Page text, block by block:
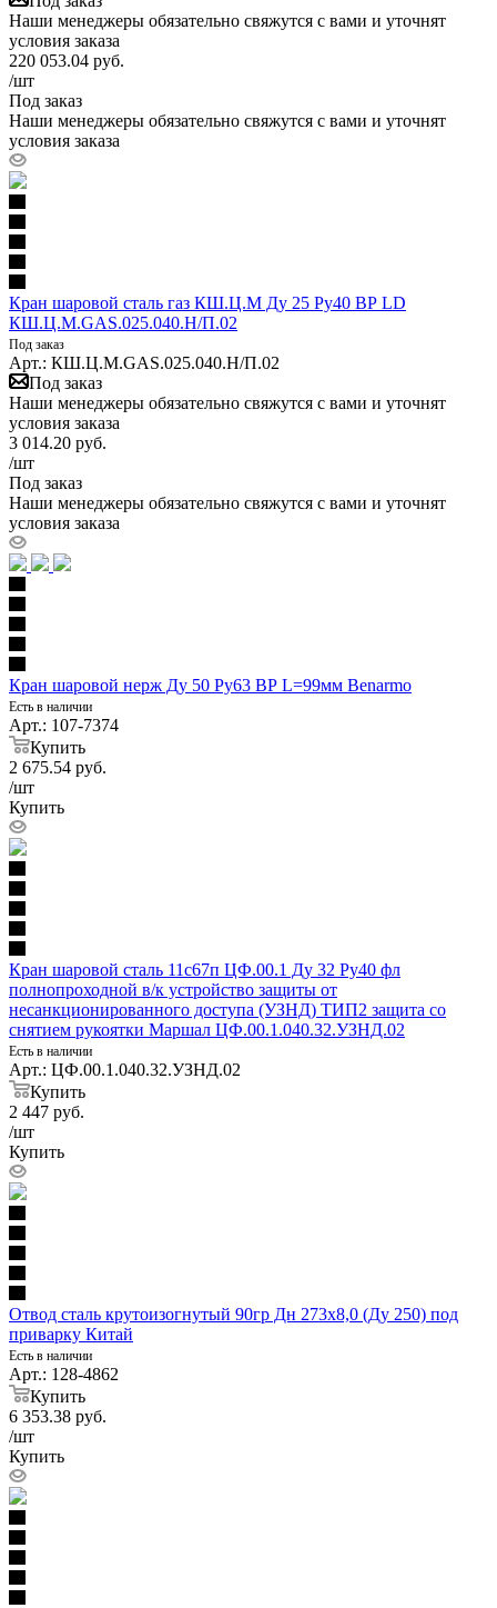
Наши менеджеры обязательно свяжутся с вами и уточнят
условия заказа
220 053.04 руб.
/шт
Под заказ
Наши менеджеры обязательно свяжутся с вами и уточнят
условия заказа
Кран шаровой сталь газ КШ.Ц.М Ду 25 Ру40 ВР LD
КШ.Ц.М.GAS.025.040.Н/П.02
Под заказ
Арт.: КШ.Ц.М.GAS.025.040.Н/П.02
Под заказ
Наши менеджеры обязательно свяжутся с вами и уточнят
условия заказа
3 014.20 руб.
/шт
Под заказ
Наши менеджеры обязательно свяжутся с вами и уточнят
условия заказа
Кран шаровой нерж Ду 50 Ру63 ВР L=99мм Benarmo
Есть в наличии
Арт.: 107-7374
Купить
2 675.54 руб.
/шт
Купить
Кран шаровой сталь 11с67п ЦФ.00.1 Ду 32 Ру40 фл
полнопроходной в/к устройство защиты от
несанкционированного доступа (УЗНД) ТИП2 защита со
снятием рукоятки Маршал ЦФ.00.1.040.32.УЗНД.02
Есть в наличии
Арт.: ЦФ.00.1.040.32.УЗНД.02
Купить
2 447 руб.
/шт
Купить
Отвод сталь крутоизогнутый 90гр Дн 273х8,0 (Ду 250) под
приварку Китай
Есть в наличии
Арт.: 128-4862
Купить
6 353.38 руб.
/шт
Купить